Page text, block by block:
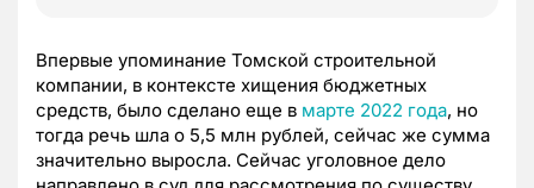
Впервые упоминание Томской строительной
компании, в контексте хищения бюджетных
средств, было сделано еще в марте 2022 года, но
тогда речь шла о 5,5 млн рублей, сейчас же сумма
значительно выросла. Сейчас уголовное дело